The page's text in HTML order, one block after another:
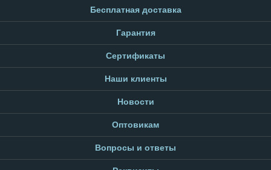
Бесплатная доставка
Гарантия
Сертификаты
Наши клиенты
Новости
Оптовикам
Вопросы и ответы